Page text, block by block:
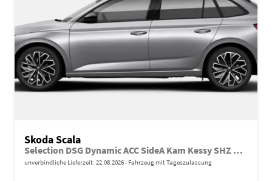
Skoda Scala
Selection DSG Dynamic ACC SideA Kam Kessy SHZ SunS
unverbindliche Lieferzeit: 22.08.2026 Fahrzeug mit Tageszulassung